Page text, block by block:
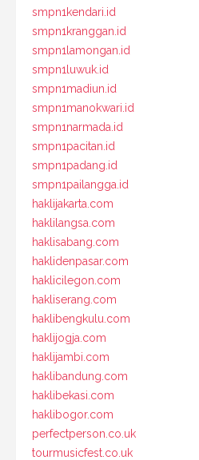
smpn1kendari.id
smpn1kranggan.id
smpn1lamongan.id
smpn1luwuk.id
smpn1madiun.id
smpn1manokwari.id
smpn1narmada.id
smpn1pacitan.id
smpn1padang.id
smpn1pailangga.id
haklijakarta.com
haklilangsa.com
haklisabang.com
haklidenpasar.com
haklicilegon.com
hakliserang.com
haklibengkulu.com
haklijogja.com
haklijambi.com
haklibandung.com
haklibekasi.com
haklibogor.com
perfectperson.co.uk
tourmusicfest.co.uk